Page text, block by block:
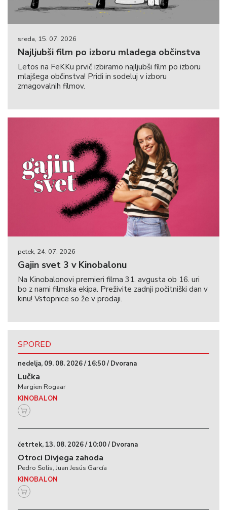
sreda, 15. 07. 2026
Najljubši film po izboru mladega občinstva
Letos na FeKKu prvič izbiramo najljubši film po izboru
mlajšega občinstva! Pridi in sodeluj v izboru
zmagovalnih filmov.
petek, 24. 07. 2026
Gajin svet 3 v Kinobalonu
Na Kinobalonovi premieri filma 31. avgusta ob 16. uri
bo z nami filmska ekipa. Preživite zadnji počitniški dan v
kinu! Vstopnice so že v prodaji.
SPORED
nedelja, 09. 08. 2026 / 16:50 / Dvorana
Lučka
Margien Rogaar
KINOBALON
četrtek, 13. 08. 2026 / 10:00 / Dvorana
Otroci Divjega zahoda
Pedro Solis, Juan Jesús García
KINOBALON